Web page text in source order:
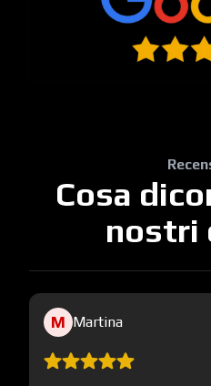
Cosa
nostri
M Martina